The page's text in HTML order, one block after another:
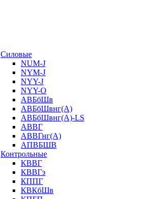
Силовые
NUM-J
NYM-J
NYY-J
NYY-O
АВБбШв
АВБбШвнг(А)
АВБбШвнг(А)-LS
АВВГ
АВВГнг(А)
АПВБШВ
Контрольные
КВВГ
КВВГэ
КППГ
КВКбШв